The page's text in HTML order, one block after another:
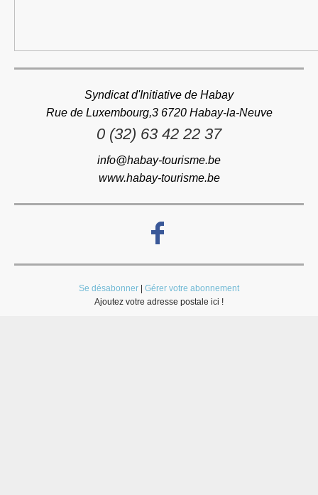
Syndicat d'Initiative de Habay
Rue de Luxembourg,3 6720 Habay-la-Neuve
0 (32) 63 42 22 37
info@habay-tourisme.be
www.habay-tourisme.be
Se désabonner
Gérer votre abonnement
Ajoutez votre adresse postale ici !